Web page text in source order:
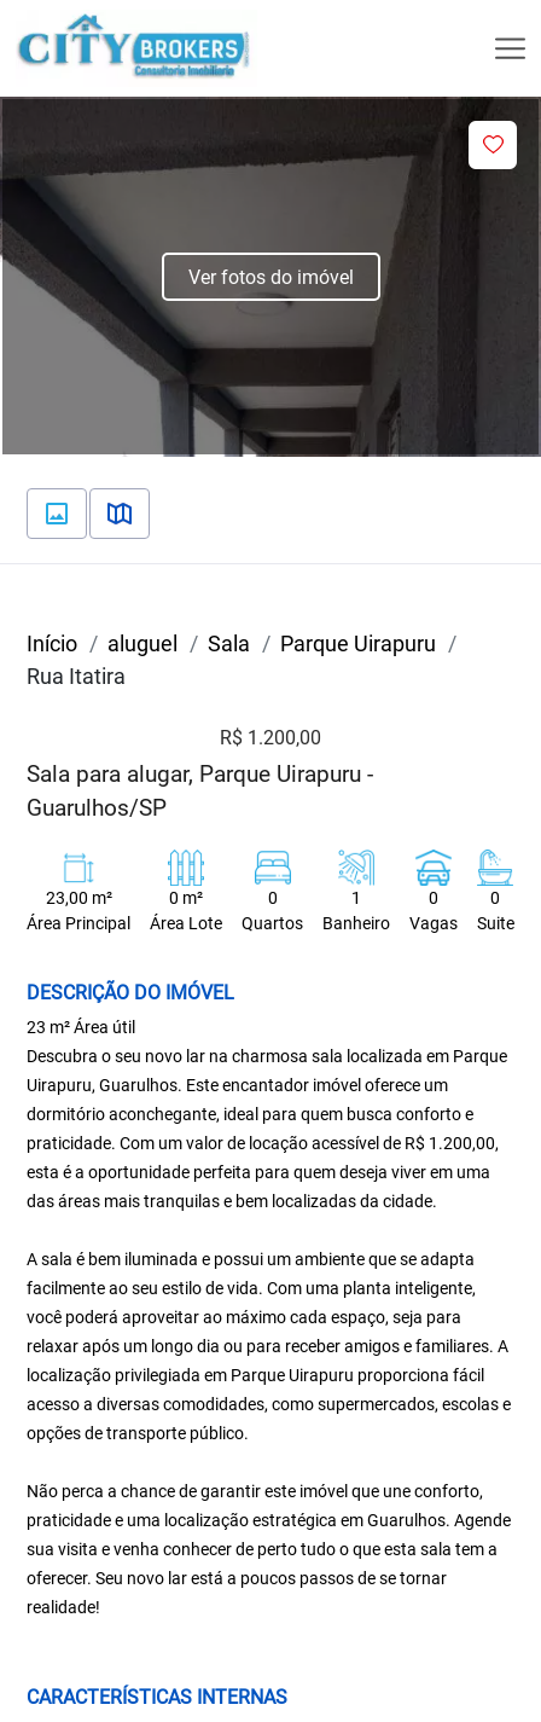
Ver fotos do imóvel
Início aluguel Sala
Parque Uirapuru
Rua Itatira
R$ 1.200,00
Sala para alugar, Parque Uirapuru -
Guarulhos/SP
23,00 m²
Área Principal
0 m²
Área Lote
0
Quartos
1
Banheiro
0
Vagas
0
Suite
DESCRIÇÃO DO IMÓVEL
23 m² Área útil
Descubra o seu novo lar na charmosa sala localizada em Parque
Uirapuru, Guarulhos. Este encantador imóvel oferece um
dormitório aconchegante, ideal para quem busca conforto e
praticidade. Com um valor de locação acessível de R$ 1.200,00,
esta é a oportunidade perfeita para quem deseja viver em uma
das áreas mais tranquilas e bem localizadas da cidade.
A sala é bem iluminada e possui um ambiente que se adapta
facilmente ao seu estilo de vida. Com uma planta inteligente,
você poderá aproveitar ao máximo cada espaço, seja para
relaxar após um longo dia ou para receber amigos e familiares. A
localização privilegiada em Parque Uirapuru proporciona fácil
acesso a diversas comodidades, como supermercados, escolas e
opções de transporte público.
Não perca a chance de garantir este imóvel que une conforto,
praticidade e uma localização estratégica em Guarulhos. Agende
sua visita e venha conhecer de perto tudo o que esta sala tem a
oferecer. Seu novo lar está a poucos passos de se tornar
realidade!
CARACTERÍSTICAS INTERNAS